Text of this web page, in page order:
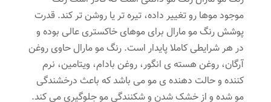
موجود موها رو تغییر داده، تیره تر یا روشن تر کند. قدرت
پوشش رنگ مو مارال برای موهای خاکستری عالی بوده و
در هر شرایطی کاملا پایدار است. رنگ مو مارال حاوی روغن
آرگان، روغن هسته ی انگور، روغن بادام، ویتامین، نرم
کننده و حالت دهنده ی مو می باشد که باعث درخشندگی
مو شده و از خشک شدن و شکنندگی مو جلوگیری می کند.